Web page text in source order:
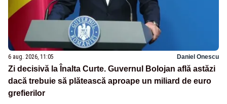
6 aug. 2026, 11:05 Daniel Onescu
Zi decisivă la Înalta Curte. Guvernul Bolojan află astăzi
dacă trebuie să plătească aproape un miliard de euro
grefierilor